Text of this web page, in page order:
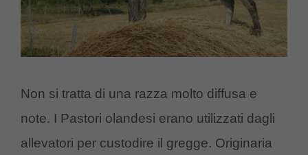
Non si tratta di una razza molto diffusa e
note. I Pastori olandesi erano utilizzati dagli
allevatori per custodire il gregge. Originaria